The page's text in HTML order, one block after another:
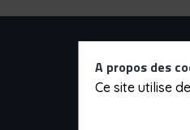
A propos des
Ce site utilise